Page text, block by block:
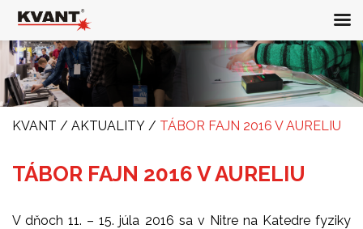
KVANT / AKTUALITY / TÁBOR FAJN 2016 V AURELIU
TÁBOR FAJN 2016 V AURELIU
V dňoch 11. – 15. júla 2016 sa v Nitre na Katedre fyziky